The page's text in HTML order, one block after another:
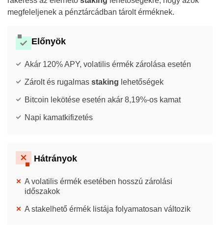
megfeleljenek a pénztárcádban tárolt érméknek.
Előnyök
Akár 120% APY, volatilis érmék zárolása esetén
Zárolt és rugalmas staking lehetőségek
Bitcoin lekötése esetén akár 8,19%-os kamat
Napi kamatkifizetés
Hátrányok
A volatilis érmék esetében hosszú zárolási
időszakok
A stakelhető érmék listája folyamatosan változik